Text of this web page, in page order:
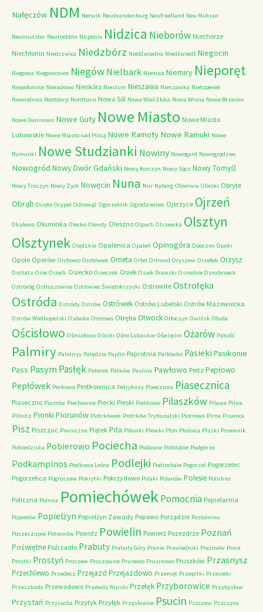
Nałęczów NDM Nerwik Neubrandenburg Neufriedland Neu Mukran
Neumunster Neutrebbin Nicponia Nidzica Nieborów Niechorze
Niechłonin Niedrzwica Niedzbórz Niedźwiadna Niedźwiedź Niegocin
Niegowa Niegowonice Niegów Nielbark Niemica Niemiry Nieporęt
Niepołomice Nieradowo Nieskórz Niestum Nieszawa Nieszawka Nietoperek
Niewodnica Nootdorp Nordhavn Nowa Sól Nowa Wieś Ełcka Nowa Wrona Nowe Brzesko
Nowe Duninowo Nowe Guty Nowe Miasto Nowe Miasto
Lubawskie Nowe Miasto nad Pilicą Nowe Ramoty Nowe Ramuki Nowe
Rumunki Nowe Studzianki Nowiny Nowogard Nowogrodziec
Nowogród Nowy Dwór Gdański Nowy Korczyn Nowy Sącz Nowy Tomyśl
Nowy Troszyn Nowy Zyck Nowęcin Nuna Nur Nyborg Obierwia Obroki Obryte
Obrąb Ocięte Ocypel Odrowąż Ogorzelnik Ogrodzieniec Ojerzyce Ojrzeń
Okalewo Okuninka Olecko Olendy Oleszno Olpuch Olszewka Olsztyn
Olsztynek Olędzkie Opalenica Opaleń Opinogóra Opoczno Opoki
Opole Oporów Orchowo Orchówek Orneta Ortel Ortrand Oryszew Orzełek Orzysz
Oschatz Osie Osieck Osiecko Osieczek Osiek Osiek Drawski Osmolice Osnabrueck
Ostroróg Ostroszowice Ostrowiec Świętokrzyski Ostrowite Ostrołęka
Ostróda Ostródy Ostrów Ostrówek Ostrów Lubelski Ostrów Mazowiecka
Ostrów Wielkopolski Osówka Otorowo Otręba Otwock Otłoczyn Owińsk Ołuda
Ościsłowo Ośmiałowo Ośniki Ośno Lubuskie Oświęcim Ożarów Pakość
Palmiry Palmiryy Palędzie Paplin Paprotnia Parłówko Pasieki Pasikonie
Pass PasymPasłęk Paterek Patków Paulina Pawłowo Peitz Pepłowo
Pepłówek Perkowo Pestkownica Petrykozy Piaecznica Piasecznica
Piaseczno Piastów Piechowice Piecki Pieski Pietkowo Pilaszków Pilawa Pilica
Pillnitz Pionki Piorunów Piotrkówek Piotrków Trybunalski Piotrowo Pirna Pisanica
Pisz Piszczac Piwniczna Piątek Piła Piławki Plewki Plon Plośnica Pluski Pniewnik
Pobiedziska Pobierowo Pociecha Podawce Poddąbie Podgórze
Podkampinos Podkowa Leśna Podlejki Podrochale Pogorzel Pogorzelec
Pogorzelica Pogroszew Pokrytki Pokrzydowo Polaki Polanów Polesie Polichno
Policzna Polnica PomiechówekPomocnia Popielarnia
Popielów Popielżyn Popielżyn Zawady Popowo Porządzie Postomino
Poszeszupie Potworów Powidz Powielin Powierż Pozezdrze Poznań
Poświętne Poźrzadło Prabuty Prabuty Góry Pranie Prawiedniki Prażmów Prora
Prostki Prostyń Proszew Proszowice Prusewo Prusinowo Pruszków Przasnysz
Przechlewo Przedecz Przejazd Przejazdowo Przemęt Przepitki Przesieki
Przeszkoda Przewodowo Przewóz Nurski Przełęk Przyborowice Przybysław
Przystań Przysucha Przytyk Przyłęk Przęsławice Psucin Pszczew Pszczyna